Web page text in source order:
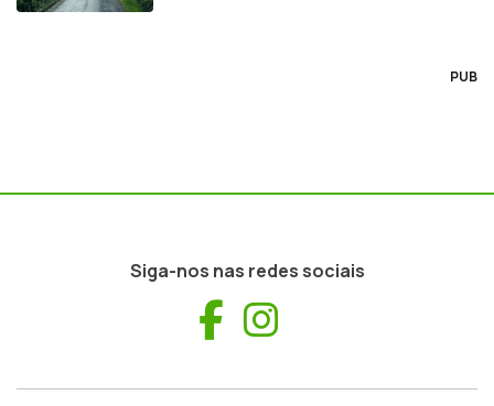
PUB
Siga-nos nas redes sociais
Facebook